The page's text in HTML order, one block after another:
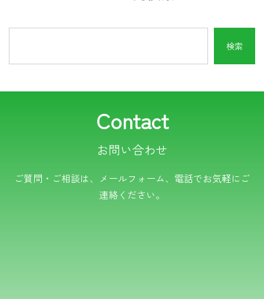
Contact
お問い合わせ
ご質問・ご相談は、メールフォーム、電話でお気軽にご
連絡ください。
電話でのお問い合わせ